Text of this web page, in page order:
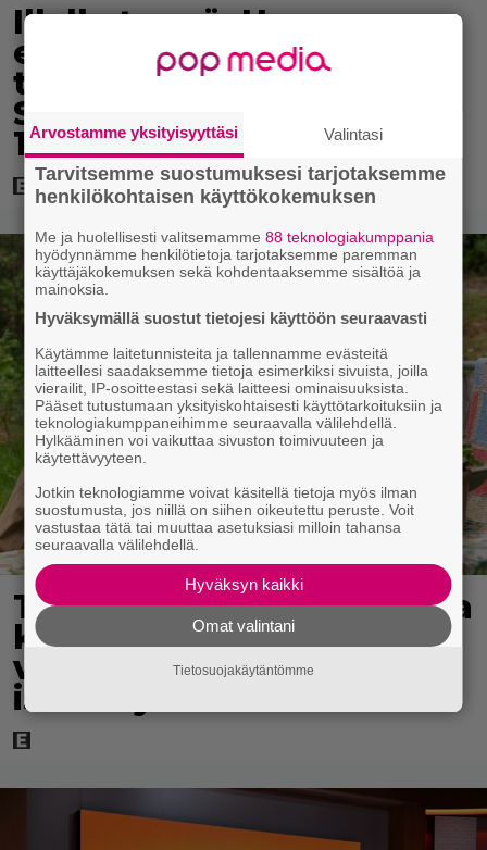
Illalla tv:ssä: Uuno-
elokuva jossa käytettiin
tietokonegrafiikkaa?
Sellainen tehtiin vuonna
1998
Tänään tv:ssä: Koskettava
kotimainen elokuva
vuodelta 2020 – ”Tehty
isolla sydämellä”
Arvostamme yksityisyyttäsi Valintasi
Tarvitsemme suostumuksesi tarjotaksemme
henkilökohtaisen käyttökokemuksen
Me ja huolellisesti valitsemamme88 teknologiakumppania
hyödynnämme henkilötietoja tarjotaksemme paremman
käyttäjäkokemuksen sekä kohdentaaksemme sisältöä ja
mainoksia.
Hyväksymällä suostut tietojesi käyttöön seuraavasti
Käytämme laitetunnisteita ja tallennamme evästeitä
laitteellesi saadaksemme tietoja esimerkiksi sivuista, joilla
vierailit, IP-osoitteestasi sekä laitteesi ominaisuuksista.
Pääset tutustumaan yksityiskohtaisesti käyttötarkoituksiin ja
teknologiakumppaneihimme seuraavalla välilehdellä.
Hylkääminen voi vaikuttaa sivuston toimivuuteen ja
käytettävyyteen.
Jotkin teknologiamme voivat käsitellä tietoja myös ilman
suostumusta, jos niillä on siihen oikeutettu peruste. Voit
vastustaa tätä tai muuttaa asetuksiasi milloin tahansa
seuraavalla välilehdellä.
Hyväksyn kaikki
Omat valintani
Tietosuojakäytäntömme